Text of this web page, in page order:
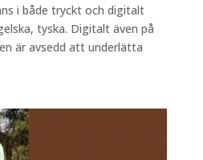
i både tryckt och digitalt
tyska. Digitalt även på
är avsedd att underlätta